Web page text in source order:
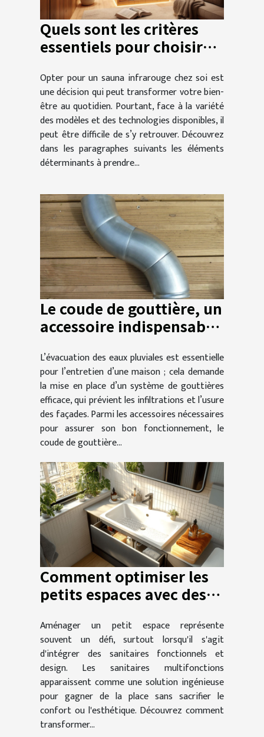
Quels sont les critères
essentiels pour choisir
Opter pour un sauna infrarouge chez soi est
une décision qui peut transformer votre bien-
être au quotidien. Pourtant, face à la variété
des modèles et des technologies disponibles, il
peut être difficile de s’y retrouver. Découvrez
dans les paragraphes suivants les éléments
déterminants à prendre...
Le coude de gouttière, un
accessoire indispensable
Pluie !
L’évacuation des eaux pluviales est essentielle
pour l’entretien d’une maison ; cela demande
la mise en place d’un système de gouttières
efficace, qui prévient les infiltrations et l’usure
des façades. Parmi les accessoires nécessaires
pour assurer son bon fonctionnement, le
coude de gouttière...
Comment optimiser les
petits espaces avec des
?
Aménager un petit espace représente
souvent un défi, surtout lorsqu'il s'agit
d'intégrer des sanitaires fonctionnels et
design. Les sanitaires multifonctions
apparaissent comme une solution ingénieuse
pour gagner de la place sans sacrifier le
confort ou l'esthétique. Découvrez comment
transformer...